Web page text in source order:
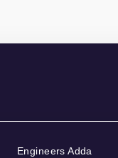
Engineers Adda